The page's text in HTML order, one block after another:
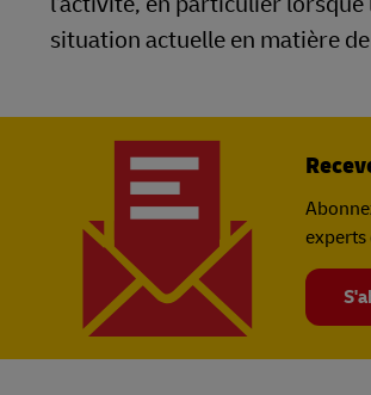
situation actuelle en matière